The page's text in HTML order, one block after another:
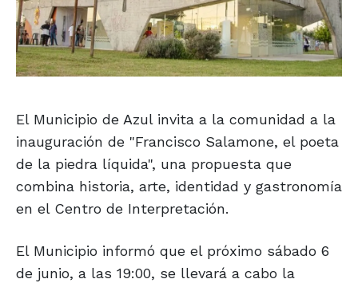
El Municipio de Azul invita a la comunidad a la
inauguración de "Francisco Salamone, el poeta
de la piedra líquida", una propuesta que
combina historia, arte, identidad y gastronomía
en el Centro de Interpretación.
El Municipio informó que el próximo sábado 6
de junio, a las 19:00, se llevará a cabo la